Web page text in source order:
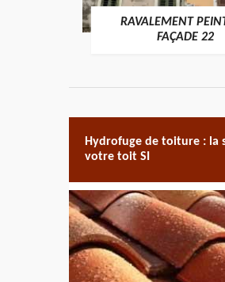
RAVALEMENT
FAÇADE 22
Hydrofuge de toiture :
votre toit SI